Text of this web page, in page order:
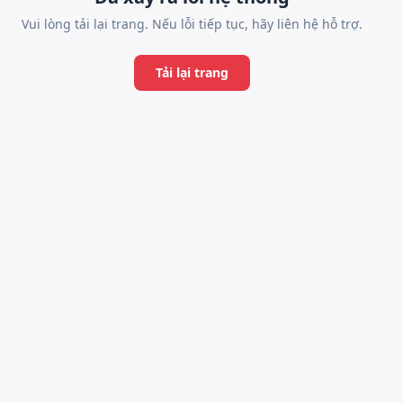
Vui lòng tải lại trang. Nếu lỗi tiếp tục, hãy liên hệ hỗ trợ.
Tải lại trang